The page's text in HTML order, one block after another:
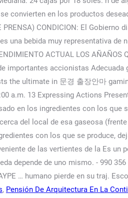
, Pensión De Arquitectura En La